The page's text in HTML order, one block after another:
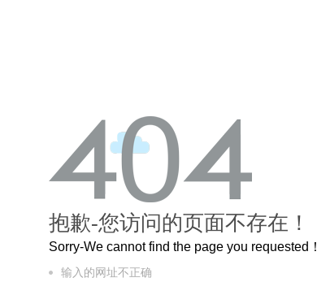
抱歉-您访问的页面不存在！
Sorry-We cannot find the page you requested！
输入的网址不正确